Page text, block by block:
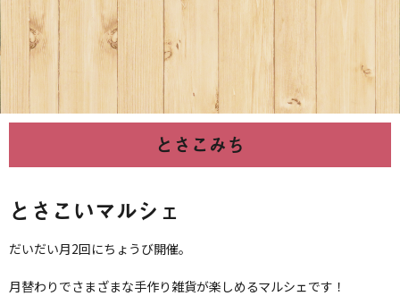
とさこみち
とさこいマルシェ
だいだい月2回にちょうび開催。
月替わりでさまざまな手作り雑貨が楽しめるマルシェです！